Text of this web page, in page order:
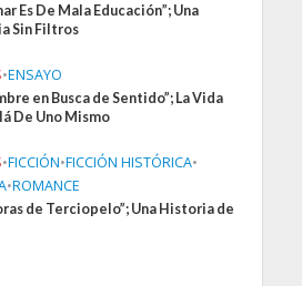
Es De Mala Educación”; Una
Sin Filtros
•ENSAYO
en Busca de Sentido”; La Vida
De Uno Mismo
•FICCIÓN•FICCIÓN HISTÓRICA•
•ROMANCE
de Terciopelo”; Una Historia de